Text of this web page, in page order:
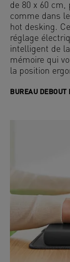
de 80 x 60
comme dans
hot desking.
réglage
intelligent de
mémoire qui
la position
BUREAU DEBOUT